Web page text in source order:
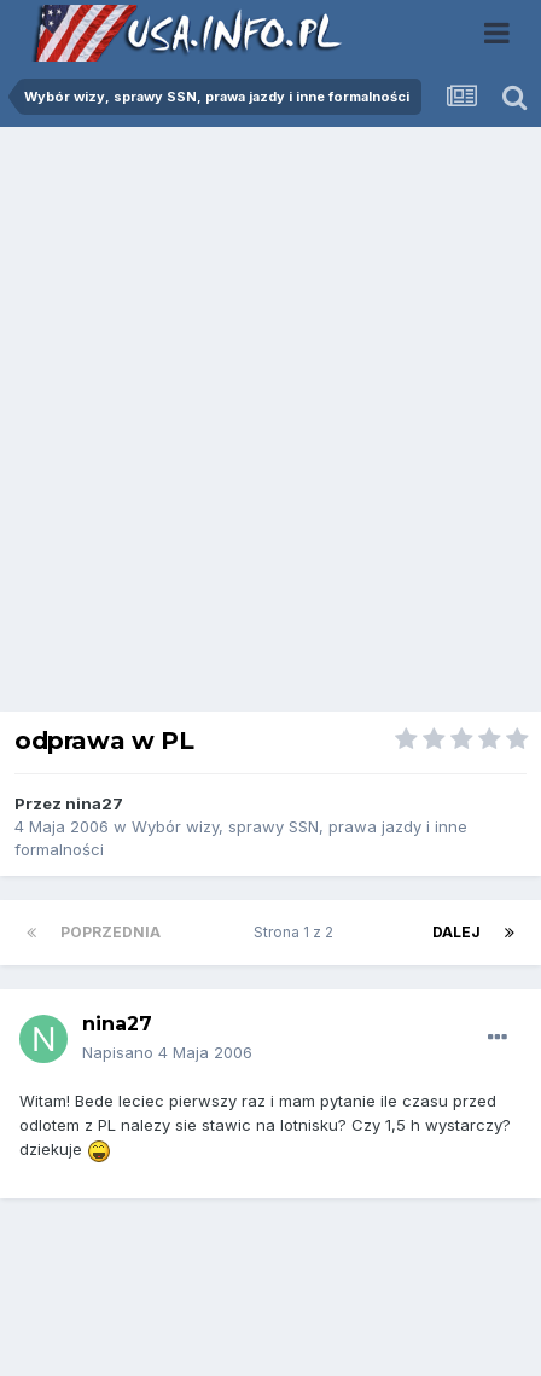
Wybór wizy, sprawy SSN, prawa jazdy i inne formalności
odprawa w PL
Przez nina27
4 Maja 2006 w Wybór wizy, sprawy SSN, prawa jazdy i inne
formalności
POPRZEDNIA DALEJ
Strona 1 z 2
nina27
Napisano 4 Maja 2006
Witam! Bede leciec pierwszy raz i mam pytanie ile czasu przed
odlotem z PL nalezy sie stawic na lotnisku? Czy 1,5 h wystarczy?
dziekuje